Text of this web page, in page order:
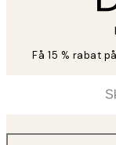
Få 15 % rabat